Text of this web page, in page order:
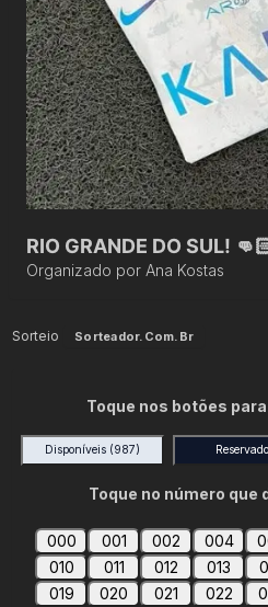
RIO GRANDE DO SUL!
Organizado por Ana Kostas
Sorteio Sorteador.com.br
Toque nos botões
Disponíveis (987)
Toque no número que
000 001 002 004
010
011 012 013
019
020 021 022